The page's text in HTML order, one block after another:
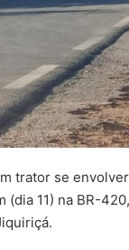
trator se
(dia 11) na BR-